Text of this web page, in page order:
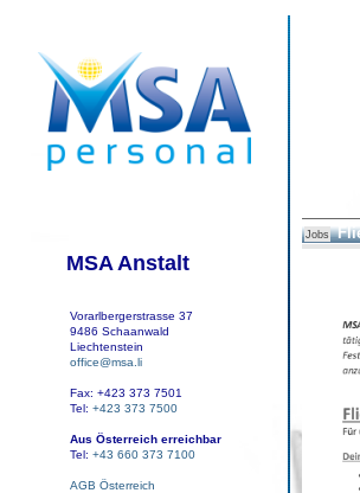
MSA Anstalt
Vorarlbergerstrasse 37
9486 Schaanwald
Liechtenstein
office@msa.li
Fax: +423 373 7501
Tel: +423 373 7500
Aus Österreich erreichbar
Tel: +43 660 373 7100
AGB Österreich
Jobs